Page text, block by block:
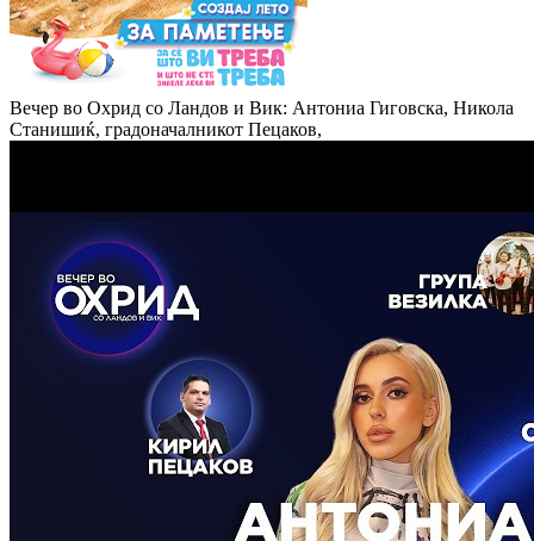
Вечер во Охрид со Ландов и Вик: Антониа Гиговска, Никола
Станишиќ, градоначалникот Пецаков,